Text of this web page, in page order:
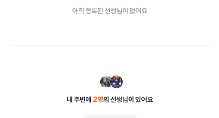
바탕으로 운동을 지도 하고 있습니다.
아직 등록된 선생님이 없어요
내 주변에 2명의 선생님이 있어요